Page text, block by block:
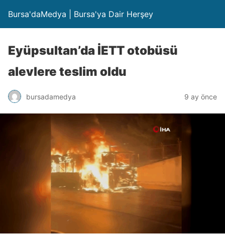
Bursa'daMedya | Bursa'ya Dair Herşey
Eyüpsultan’da İETT otobüsü
alevlere teslim oldu
bursadamedya 9 ay önce